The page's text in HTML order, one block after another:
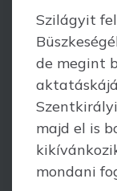
Szilágyit
de megint
majd el is
mondani